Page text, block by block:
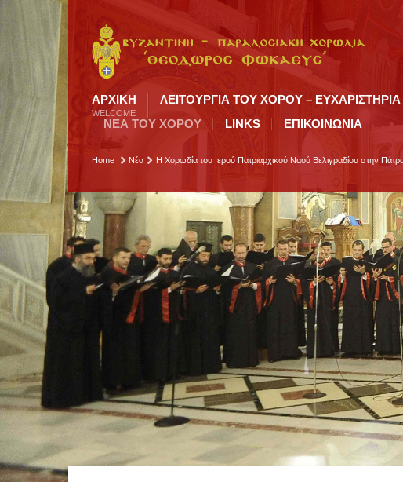
ΑΡΧΙΚΉ
WELCOME
ΛΕΙΤΟΥΡΓΙΑ ΤΟΥ ΧΟΡΟΥ – ΕΥΧΑΡΙΣΤΗΡΙΑ
ΝΕΑ ΤΟΥ ΧΟΡΟΥ
LINKS ΕΠΙΚΟΙΝΩΝΙΑ
Home Νέα Η Χορωδία του Ιερού Πατριαρχικού Ναού Βελιγραδίου στην